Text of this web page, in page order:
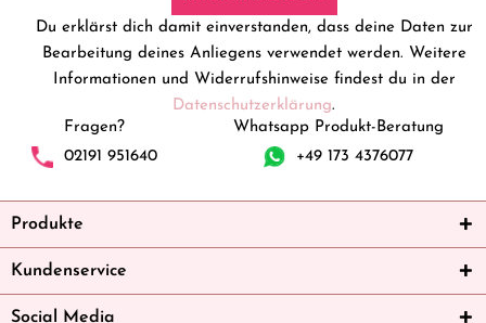
Du erklärst dich damit einverstanden, dass deine Daten zur
Bearbeitung deines Anliegens verwendet werden. Weitere
Informationen und Widerrufshinweise findest du in der
Datenschutzerklärung.
Fragen?
02191 951640
Whatsapp Produkt-Beratung
+49 173 4376077
Produkte
Kundenservice
Social Media